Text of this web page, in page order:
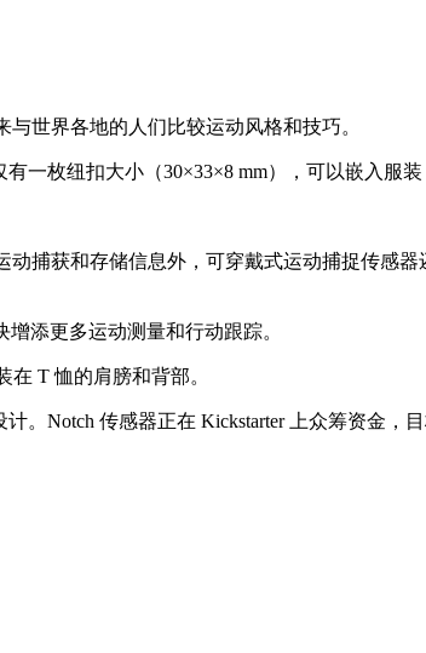
世界各地的人们比较运动风格和技巧。
枚纽扣大小（30×33×8 mm），可以嵌入服装
捕获和存储信息外，可穿戴式运动捕捉传感
添更多运动测量和行动跟踪。
T 恤的肩膀和背部。
Notch 传感器正在 Kickstarter 上众筹资金，